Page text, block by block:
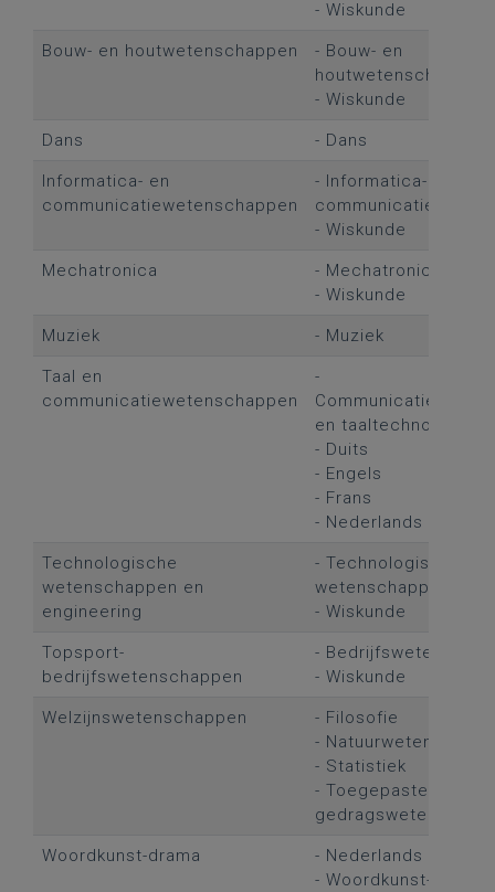
- Wiskunde
Bouw- en houtwetenschappen
- Bouw- en
houtwetenschappen
- Wiskunde
Dans - Dans
Informatica- en
communicatiewetenschappen
- Informatica- en
- Wiskunde
Mechatronica
- Mechatronica
- Wiskunde
Muziek - Muziek
Taal en
communicatiewetenschappen
-
en taaltechnologie
- Duits
- Engels
- Frans
- Nederlands
Technologische
wetenschappen en
engineering
- Technologische
wetenschappen
- Wiskunde
Topsport-
bedrijfswetenschappen
-
- Wiskunde
Welzijnswetenschappen
- Filosofie
-
- Statistiek
- Toegepaste
Woordkunst-drama
- Nederlands
- Woordkunst-drama